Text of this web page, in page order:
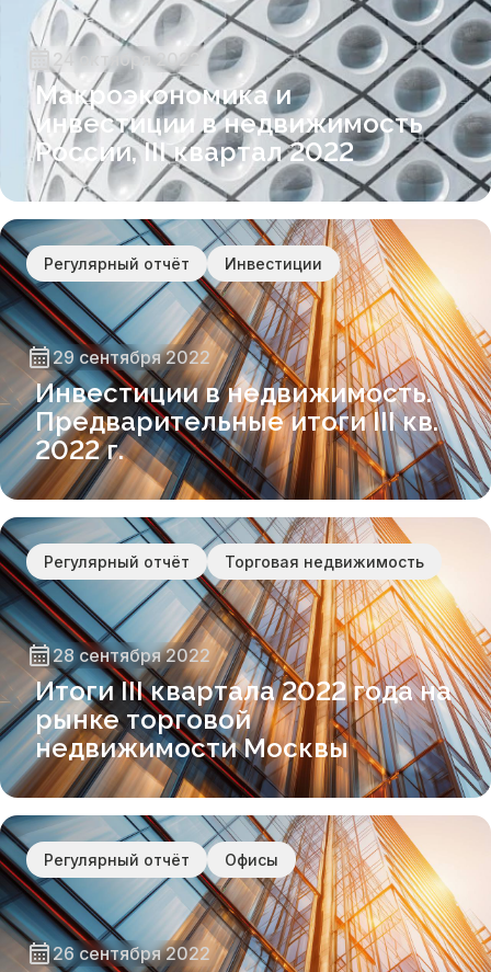
24 октября 2022
Макроэкономика и
инвестиции в недвижимость
России, III квартал 2022
Регулярный отчёт Инвестиции
29 сентября 2022
Инвестиции в недвижимость.
Предварительные итоги III кв.
2022 г.
Регулярный отчёт Торговая недвижимость
28 сентября 2022
Итоги III квартала 2022 года на
рынке торговой
недвижимости Москвы
Регулярный отчёт Офисы
26 сентября 2022